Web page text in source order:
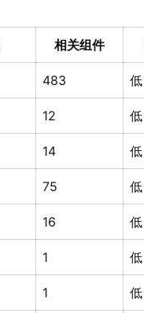
相关组件
483 低
12 低
14 低
75 低
16 低
1 低
1 低